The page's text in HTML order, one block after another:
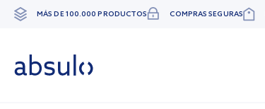
Ir
MÁS DE 100.000 PRODUCTOS COMPRAS SEGURAS